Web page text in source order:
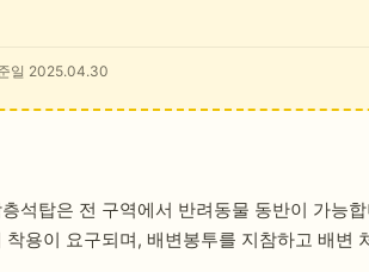
일 2025.04.30
석탑은 전 구역에서 반려동물 동반이 가능
용이 요구되며, 배변봉투를 지참하고 배변